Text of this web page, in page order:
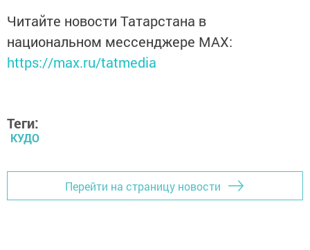
Читайте новости Татарстана в
национальном мессенджере MАХ:
https://max.ru/tatmedia
Теги:
КУДО
Перейти на страницу новости